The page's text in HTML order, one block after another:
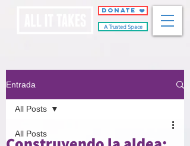
DONATE ❤️
A Trusted Space
Entrada
All Posts
All Posts